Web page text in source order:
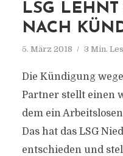
LSG LEHNT
NACH
5. März 2018 3 Min.
Die Kündigung
Partner stellt einen
dem ein
Das hat das LSG
entschieden und